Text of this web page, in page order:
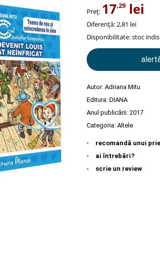
Preț: 17,29 lei
Diferență: 2,81 lei
Disponibilitate:stoc
Autor: Adriana Mitu
Editura: DIANA
Anul publicării: 2017
Categoria: Altele
recomandă unui
ai întrebări?
scrie un review